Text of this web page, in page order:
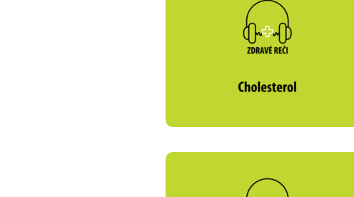
Poistenie
Zdravotné
Prečo Union